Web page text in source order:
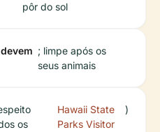
pôr do sol
; limpe após os
seus animais
os
Hawaii State
Parks Visitor
)